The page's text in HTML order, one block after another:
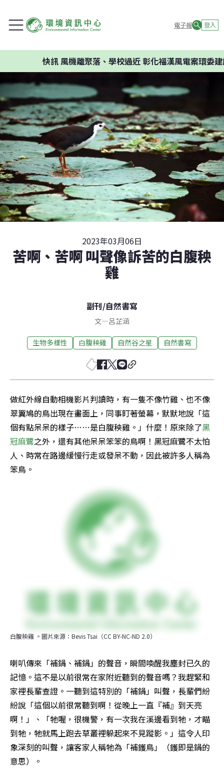
電子報 登入
風機離聚落、學校過近 彰化福漢風電案環委建議不
2023年03月06日
苦啊、苦啊 叫聲像訴苦的白腹秧
雞
副刊/自然書寫
文—呂芷涵
生物多樣性 白腹秧雞 自然谷之星 自然書寫
做紅外線自動相機影片判讀時，有一隻不像竹雞、也不像
翠翼鳩的鳥出現在畫面上，同事盯著螢幕，默默地說「這
個有點呆呆的樣子……是白腹秧雞。」什麼！原來除了黑
冠麻鷺之外，還有其他呆呆笨笨的鳥啊！黑冠麻鷺不太怕
人、時常在路邊緩慢行走或發呆不動，因此被許多人稱為
笨鳥。
白腹秧雞 。圖片來源：Bevis Tsai（CC BY-NC-ND 2.0）
喇叭傳來「補鍋、補鍋」的聲音，瞬間喚醒我塵封已久的
記憶。這不是以前很常在家附近聽到的聲音嗎？我趕緊和
家裡長輩查證。一聽到這特別的「補鍋」叫聲，長輩們紛
紛說「這個以前很常聽到啊！從晚上一直『補』到天亮
啊！」、「牠喔，很機警，有一次我在溪邊看到牠，才瞄
到牠，牠就馬上跑去草叢裡躲起來不見蹤影。」這令人印
象深刻的叫聲，讓客家人稱牠為「補鑊鳥」（鑊即是鍋的
意思）。